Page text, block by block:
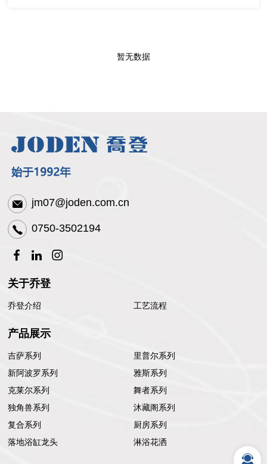
暂无数据
jm07@joden.com.cn
0750-3502194
关于乔登
乔登介绍 工艺流程
产品展示
吉萨系列
里普尔系列
新阿波罗系列
雅斯系列
克莱尔系列
舞者系列
独角兽系列
沐藏阁系列
复合系列
厨房系列
落地浴缸龙头
淋浴花洒